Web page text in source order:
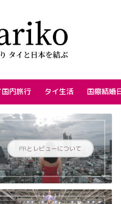
国内旅行 タイ生活 国際結婚
PRとレビューについて